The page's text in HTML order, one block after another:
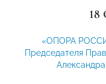
18
«ОПОРА
Председателя